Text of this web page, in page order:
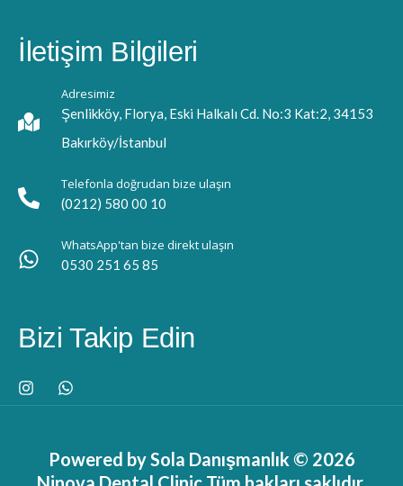
İletişim Bilgileri
Adresimiz
Şenlikköy, Florya, Eski Halkalı Cd. No:3 Kat:2, 34153
Bakırköy/İstanbul
Telefonla doğrudan bize ulaşın
(0212) 580 00 10
WhatsApp'tan bize direkt ulaşın
0530 251 65 85
Bizi Takip Edin
Powered by Sola Danışmanlık © 2026